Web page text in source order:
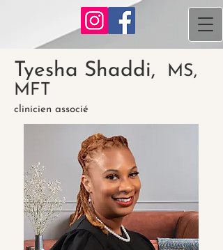
Tyesha Shaddi,
MS,
MFT
clinicien associé